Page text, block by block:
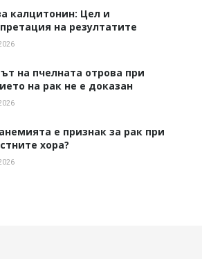
калцитонин: Цел и
на резултатите
на пчелната отрова при
на рак не е доказан
е признак за рак при
хора?